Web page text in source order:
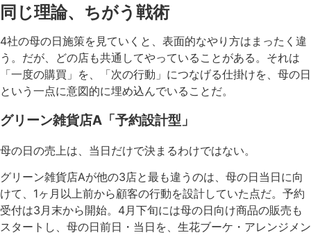
同じ理論、ちがう戦術
4社の母の日施策を見ていくと、表面的なやり方はまったく違
う。だが、どの店も共通してやっていることがある。それは
「一度の購買」を、「次の行動」につなげる仕掛けを、母の日
という一点に意図的に埋め込んでいることだ。
グリーン雑貨店A「予約設計型」
母の日の売上は、当日だけで決まるわけではない。
グリーン雑貨店Aが他の3店と最も違うのは、母の日当日に向
けて、1ヶ月以上前から顧客の行動を設計していた点だ。予約
受付は3月末から開始。4月下旬には母の日向け商品の販売も
スタートし、母の日前日・当日を、生花ブーケ・アレンジメン